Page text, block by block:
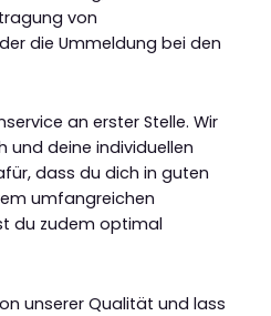
von
die Ummeldung bei den
an erster Stelle. Wir
und deine individuellen
dass du dich in guten
umfangreichen
du zudem optimal
unserer Qualität und lass